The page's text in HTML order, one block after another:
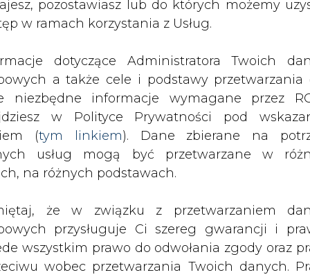
pozostawiasz lub do których możemy
w ramach korzystania z Usług.
dotyczące Administratora Twoich
a także cele i podstawy przetwarzania
niezbędne informacje wymagane przez
w Polityce Prywatności pod
(tym linkiem). Dane zbierane na
usług mogą być przetwarzane w
na różnych podstawach.
że w związku z przetwarzaniem
przysługuje Ci szereg gwarancji i
wszystkim prawo do odwołania zgody oraz
wobec przetwarzania Twoich danych.
TGE
MSP nie udało się odwołać
Onichimowskiego.
rady nadzorczej TGE, którego przedmiotem
Jarosiński, reprezentujący w radzie ZE
w niej już tylko siedmiu z ośmiu